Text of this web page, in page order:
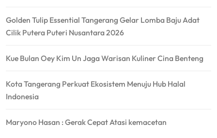
Golden Tulip Essential Tangerang Gelar Lomba Baju Adat
Cilik Putera Puteri Nusantara 2026
Kue Bulan Oey Kim Un Jaga Warisan Kuliner Cina Benteng
Kota Tangerang Perkuat Ekosistem Menuju Hub Halal
Indonesia
Maryono Hasan : Gerak Cepat Atasi kemacetan